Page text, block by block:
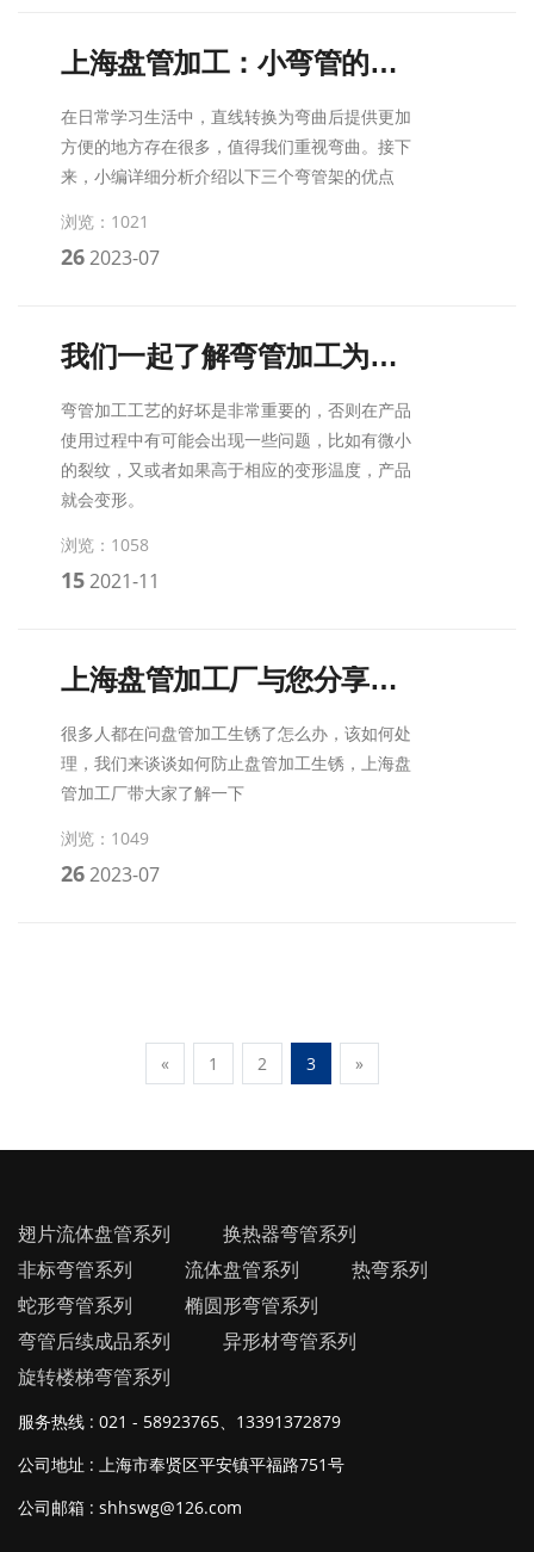
上海盘管加工：小弯管的用途
在日常学习生活中，直线转换为弯曲后提供更加
方便的地方存在很多，值得我们重视弯曲。接下
来，小编详细分析介绍以下三个弯管架的优点
浏览：1021
262023-07
我们一起了解弯管加工为什么会出现问题吧
弯管加工工艺的好坏是非常重要的，否则在产品
使用过程中有可能会出现一些问题，比如有微小
的裂纹，又或者如果高于相应的变形温度，产品
就会变形。
浏览：1058
152021-11
上海盘管加工厂与您分享除锈的知识
很多人都在问盘管加工生锈了怎么办，该如何处
理，我们来谈谈如何防止盘管加工生锈，上海盘
管加工厂带大家了解一下
浏览：1049
262023-07
« 1 2 3 »
翅片流体盘管系列
换热器弯管系列
非标弯管系列
流体盘管系列
热弯系列
蛇形弯管系列
椭圆形弯管系列
弯管后续成品系列
异形材弯管系列
旋转楼梯弯管系列
服务热线 : 021 - 58923765、13391372879
公司地址 : 上海市奉贤区平安镇平福路751号
公司邮箱 : shhswg@126.com